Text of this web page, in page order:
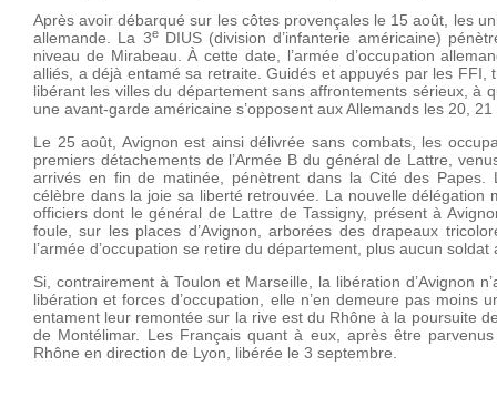
Après avoir débarqué sur les côtes provençales le 15 août, les
allemande. La 3eDIUS (division d’infanterie américaine)
niveau de Mirabeau. À cette date, l’armée d’occupation
alliés, a déjà entamé sa retraite. Guidés et appuyés par les
libérant les villes du département sans affrontements sérieux, à
une avant-garde américaine s’opposent aux Allemands les 20,
Le 25 août, Avignon est ainsi délivrée sans combats, les
premiers détachements de l’Armée B du général de Lattre,
arrivés en fin de matinée, pénètrent dans la Cité des Papes.
célèbre dans la joie sa liberté retrouvée. La nouvelle
officiers dont le général de Lattre de Tassigny, présent à
foule, sur les places d’Avignon, arborées des drapeaux
l’armée d’occupation se retire du département, plus aucun
Si, contrairement à Toulon et Marseille, la libération d’Avignon
libération et forces d’occupation, elle n’en demeure pas moins
entament leur remontée sur la rive est du Rhône à la poursuite
de Montélimar. Les Français quant à eux, après être
Rhône en direction de Lyon, libérée le 3 septembre.